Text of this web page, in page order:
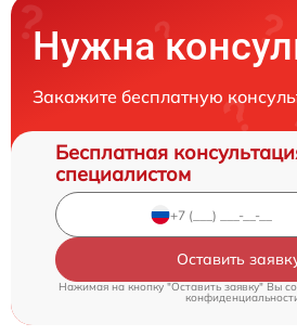
Нужна
Закажите бесплатную
Бесплатная
специалистом
Оставить
Нажимая на кнопку "Оставить заявку" Вы